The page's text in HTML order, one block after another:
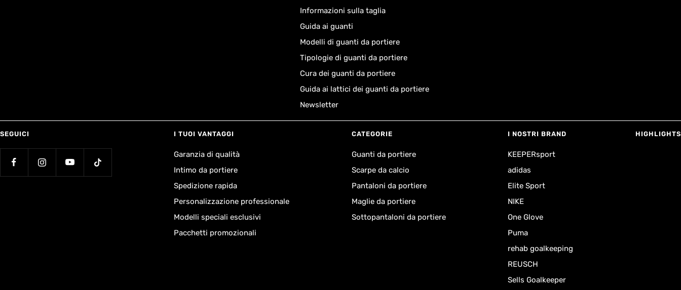
Informazioni sulla taglia
Guida ai guanti
Modelli di guanti da portiere
Tipologie di guanti da portiere
Cura dei guanti da portiere
Guida ai lattici dei guanti da portiere
Newsletter
SEGUICI I TUOI VANTAGGI
Garanzia di qualità
Intimo da portiere
Spedizione rapida
Personalizzazione professionale
Modelli speciali esclusivi
Pacchetti promozionali
CATEGORIE
Guanti da portiere
Scarpe da calcio
Pantaloni da portiere
Maglie da portiere
Sottopantaloni da portiere
I NOSTRI BRAND
KEEPERsport
adidas
Elite Sport
NIKE
One Glove
Puma
rehab goalkeeping
REUSCH
Sells Goalkeeper
HIGHLIGHTS